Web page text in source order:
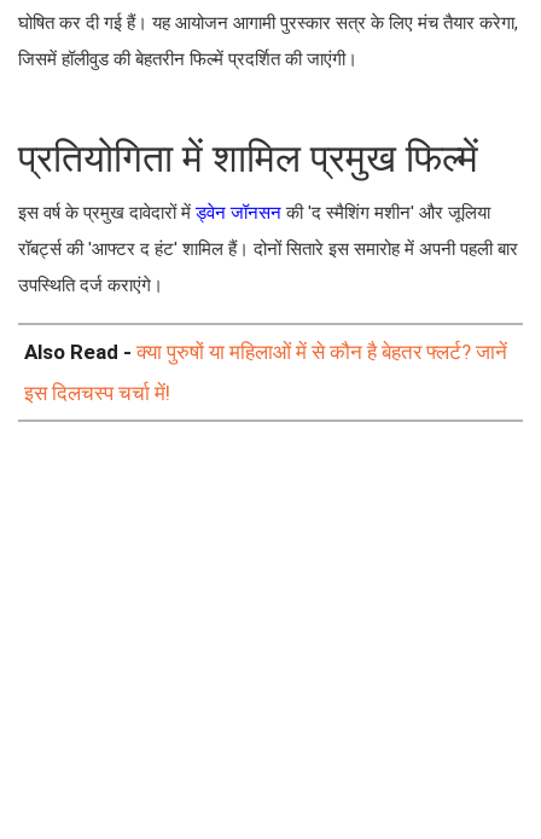
घोषित कर दी गई हैं। यह आयोजन आगामी पुरस्कार सत्र के लिए मंच तैयार करेगा,
जिसमें हॉलीवुड की बेहतरीन फिल्में प्रदर्शित की जाएंगी।
प्रतियोगिता में शामिल प्रमुख फिल्में
इस वर्ष के प्रमुख दावेदारों मेंड्वेन जॉनसनकी 'द स्मैशिंग मशीन' और जूलिया
रॉबर्ट्स की 'आफ्टर द हंट' शामिल हैं। दोनों सितारे इस समारोह में अपनी पहली बार
उपस्थिति दर्ज कराएंगे।
Also Read -क्या पुरुषों या महिलाओं में से कौन है बेहतर फ्लर्ट? जानें
इस दिलचस्प चर्चा में!